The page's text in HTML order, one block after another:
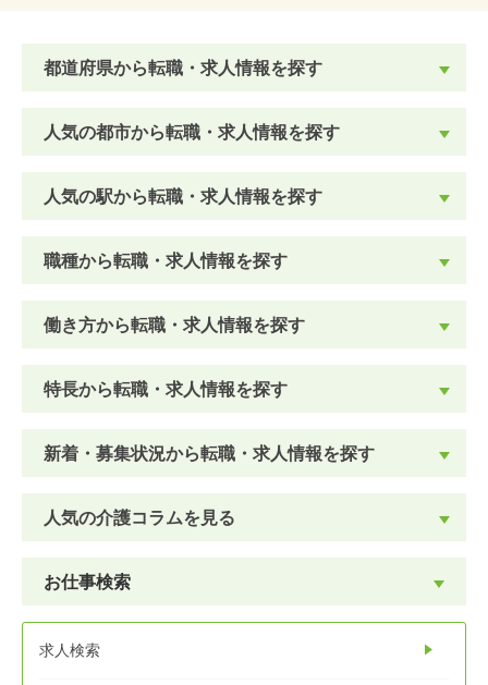
都道府県から転職・求人情報を探す
人気の都市から転職・求人情報を探す
人気の駅から転職・求人情報を探す
職種から転職・求人情報を探す
働き方から転職・求人情報を探す
特長から転職・求人情報を探す
新着・募集状況から転職・求人情報を探す
人気の介護コラムを見る
お仕事検索
求人検索